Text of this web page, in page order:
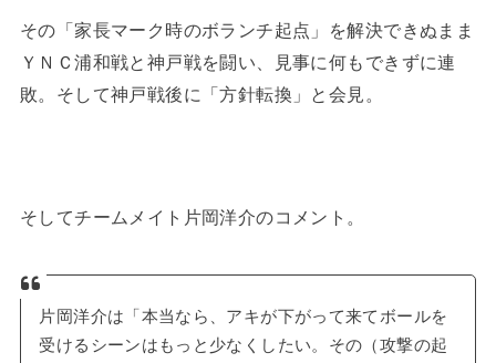
その「家長マーク時のボランチ起点」を解決できぬまま
ＹＮＣ浦和戦と神戸戦を闘い、見事に何もできずに連
敗。そして神戸戦後に「方針転換」と会見。
そしてチームメイト片岡洋介のコメント。
片岡洋介は「本当なら、アキが下がって来てボールを
受けるシーンはもっと少なくしたい。その（攻撃の起